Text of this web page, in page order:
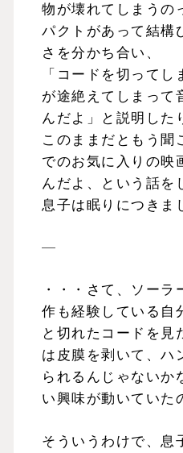
物が壊れてしまうの
パクトがあって結構
さを分かち合い、
「コードを切って
が途絶えてしまって
んだよ」と説明した
このままだともう聞
でのお気に入りの映
んだよ、という話を
息子は眠りにつきま
—
・・・さて、ソーラ
作も経験している自
と切れたコードを見
は皮膜を剥いて、ハ
られるんじゃないか
い興味が動いていた
そういうわけで、息